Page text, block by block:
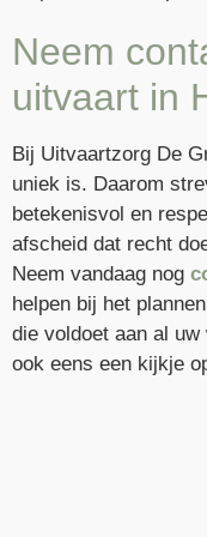
Neem
uitvaart in
Bij Uitvaartzorg De
uniek is. Daarom
betekenisvol en
afscheid dat recht
Neem vandaag nog
helpen bij het
die voldoet aan al
ook eens een kijkje